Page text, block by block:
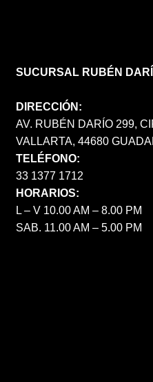
SUCURSAL RUBÉN
DIRECCIÓN:
AV. RUBÉN DARÍO 299,
VALLARTA, 44680
TELÉFONO:
33 1377 1712
HORARIOS:
L – V 10.00 AM – 8.00 PM
SAB. 11.00 AM – 5.00 PM